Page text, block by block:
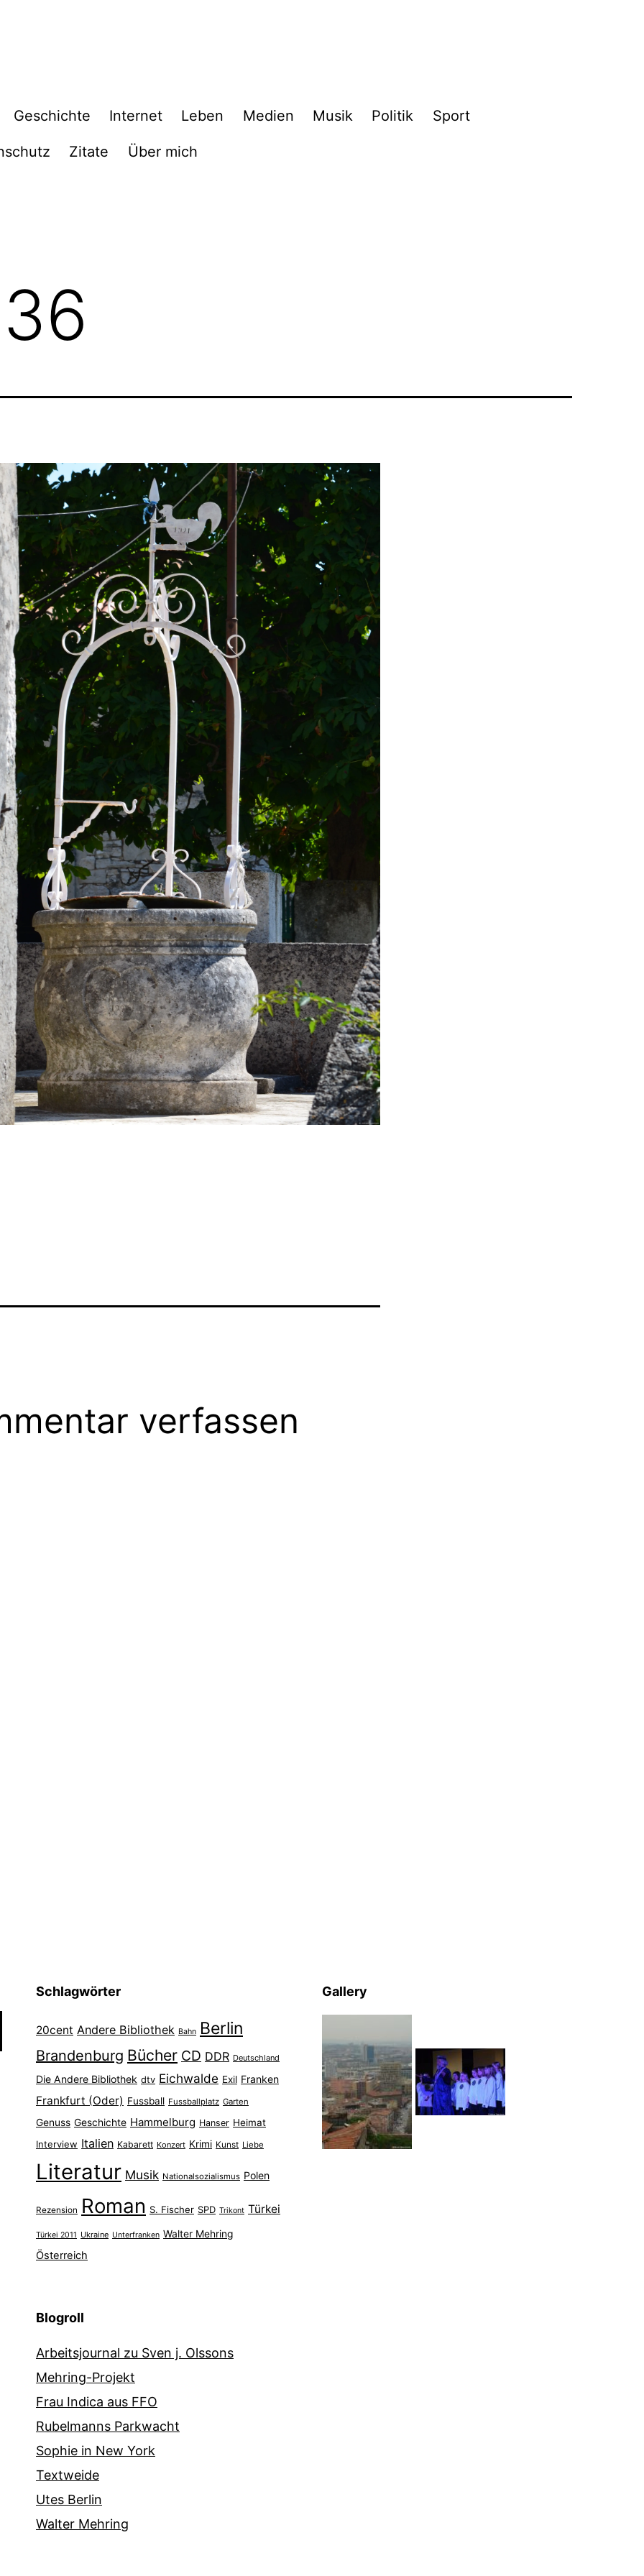
Geschichte Internet Leben Medien Musik Politik Sport
Zitate Über mich
verfassen
Schlagwörter
20cent Andere Bibliothek Bahn Berlin
Brandenburg Bücher CD DDR Deutschland
Die Andere Bibliothek dtv Eichwalde Exil Franken
Frankfurt (Oder) Fussball Fussballplatz Garten
Genuss Geschichte Hammelburg Hanser Heimat
Interview Italien Kabarett Konzert Krimi Kunst Liebe
Literatur Musik Nationalsozialismus Polen
Rezension Roman S. Fischer SPD Trikont Türkei
Türkei 2011 Ukraine Unterfranken Walter Mehring
Österreich
Gallery
Blogroll
Arbeitsjournal zu Sven j. Olssons
Mehring-Projekt
Frau Indica aus FFO
Rubelmanns Parkwacht
Sophie in New York
Textweide
Utes Berlin
Walter Mehring